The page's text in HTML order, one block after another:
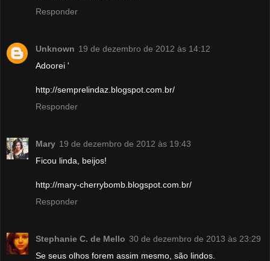
Responder
Unknown 19 de dezembro de 2012 às 14:12
Adoorei '
http://semprelindaz.blogspot.com.br/
Responder
Mary 19 de dezembro de 2012 às 19:43
Ficou linda, beijos!
http://mary-cherrybomb.blogspot.com.br/
Responder
Stephanie C. de Mello 30 de dezembro de 2013 às 23:29
Se seus olhos forem assim mesmo, são lindos.